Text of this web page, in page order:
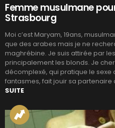
Femme musulmane
Strasbourg
Moi c’est Maryam, 19ans,
que des arabes mais je ne
maghrébine. Je suis attirée par
principalement les blonds. Je
décomplexé, qui pratique le sexe
fantasmes, fait jouir sa partenaire
SUITE